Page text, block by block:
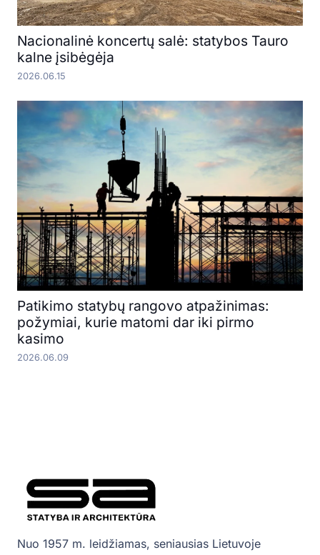
Nacionalinė koncertų salė: statybos Tauro
kalne įsibėgėja
2026.06.15
Patikimo statybų rangovo atpažinimas:
požymiai, kurie matomi dar iki pirmo
kasimo
2026.06.09
Nuo 1957 m. leidžiamas, seniausias Lietuvoje